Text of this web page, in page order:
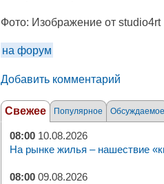
Фото: Изображение от studio4rt
на форум
Добавить комментарий
Свежее Популярное Обсуждаемое
08:00 10.08.2026
На рынке жилья – нашествие
08:00 09.08.2026